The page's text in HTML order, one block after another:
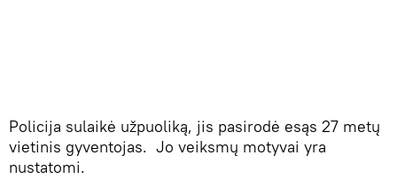
​Policija sulaikė užpuoliką, jis pasirodė esąs 27 metų
vietinis gyventojas. Jo veiksmų motyvai yra
nustatomi.